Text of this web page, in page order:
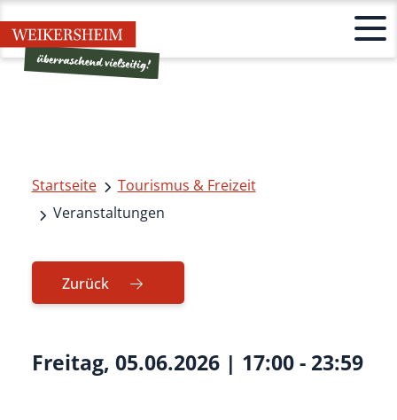
Startseite
Tourismus & Freizeit
Veranstaltungen
Zurück
Freitag, 05.06.2026 | 17:00 - 23:59